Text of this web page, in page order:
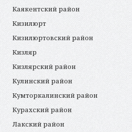
Каякентский район
Кизилюрт
Кизилюртовский район
Кизляр
Кизлярский район
Кулинский район
Кумторкалинский район
Курахский район
Лакский район